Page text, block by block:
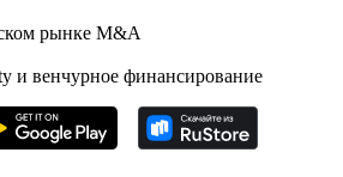
по фондовому рынку для
России
рынке M&A